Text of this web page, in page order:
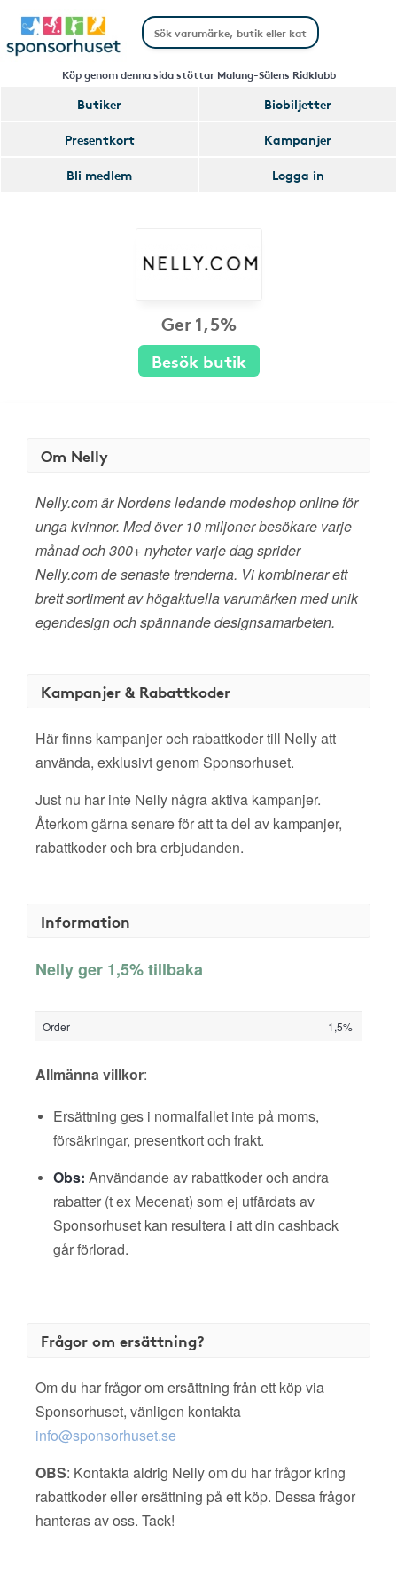
Köp genom denna sida stöttar Malung-Sälens Ridklubb
Butiker
Biobiljetter
Presentkort
Kampanjer
Bli medlem
Logga in
Ger 1,5%
Besök butik
Om Nelly
Nelly.com är Nordens ledande modeshop online för
unga kvinnor. Med över 10 miljoner besökare varje
månad och 300+ nyheter varje dag sprider
Nelly.com de senaste trenderna. Vi kombinerar ett
brett sortiment av högaktuella varumärken med unik
egendesign och spännande designsamarbeten.
Kampanjer & Rabattkoder
Här finns kampanjer och rabattkoder till Nelly att
använda, exklusivt genom Sponsorhuset.
Just nu har inte Nelly några aktiva kampanjer.
Återkom gärna senare för att ta del av kampanjer,
rabattkoder och bra erbjudanden.
Information
Nelly ger 1,5% tillbaka
Order 1,5%
Allmänna villkor:
Ersättning ges i normalfallet inte på moms,
försäkringar, presentkort och frakt.
Obs: Användande av rabattkoder och andra
rabatter (t ex Mecenat) som ej utfärdats av
Sponsorhuset kan resultera i att din cashback
går förlorad.
Frågor om ersättning?
Om du har frågor om ersättning från ett köp via
Sponsorhuset, vänligen kontakta
info@sponsorhuset.se
OBS: Kontakta aldrig Nelly om du har frågor kring
rabattkoder eller ersättning på ett köp. Dessa frågor
hanteras av oss. Tack!